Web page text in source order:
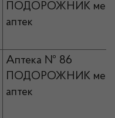
ПОДОРОЖНИК
аптек
Аптека № 86
ПОДОРОЖНИК
аптек